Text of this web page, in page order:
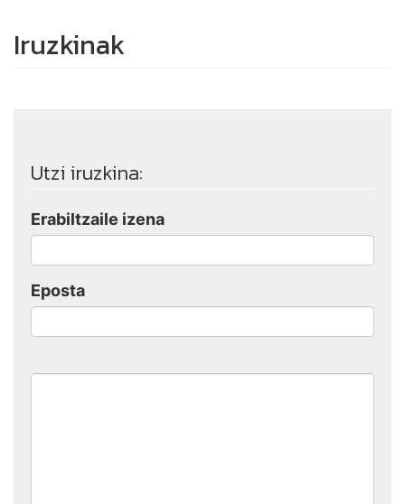
Iruzkinak
Utzi iruzkina:
Erabiltzaile izena
Eposta